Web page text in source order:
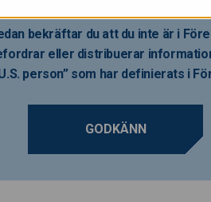
bekräftar du att du inte är i
eller distribuerar
person” som har definierats i
GODKÄNN